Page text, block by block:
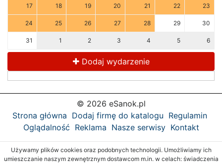
17 18 19 20 21 22 23
24 25 26 27 28 29 30
31 1 2 3 4 5 6
Dodaj wydarzenie
© 2026 eSanok.pl
Strona główna Dodaj firmę do katalogu Regulamin
Oglądalność Reklama Nasze serwisy Kontakt
Używamy plików cookies oraz podobnych technologii. Umożliwiamy ich
umieszczanie naszym zewnętrznym dostawcom m.in. w celach: świadczenia